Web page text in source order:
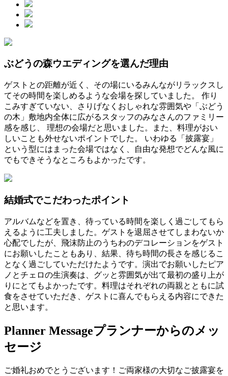
ぶどうの森ウエディングを選んだ理由
ゲストとの距離が近く、その場にいるみんながリラックスし
てその時間を楽しめるような会場を探していました。 作り
こみすぎていない、さりげなくおしゃれな雰囲気や「ぶどう
の木」敷地内全体に広がるスタッフのみなさんのファミリー
感を感じ、 理想の会場だと思いました。また、料理がおい
しいことも外せないポイントでした。 いわゆる「披露宴」
という型にはまった会場ではなく、自由な発想でどんな風に
でもできそうなところもよかったです。
結婚式でこだわったポイント
アルバムなどを置き、待っている時間を楽しく過ごしてもら
えるように工夫しました。ゲストを退屈させてしまわないか
心配でしたが、飛沫防止のうちわのデコレーションをゲスト
にお願いしたこともあり、結果、待ち時間の長さを感じるこ
となく過ごしていただけたようです。演出でお願いしたピア
ノとチェロの生演奏は、グッと雰囲気が出て最初の盛り上が
りにとてもよかったです。料理はそれぞれの両親とともに試
食をさせていただき、ゲストに喜んでもらえる内容にできた
と思います。
Planner Messageプランナーからのメッ
セージ
ご婚礼おめでとうございます！ご両家様の大切なご披露宴を